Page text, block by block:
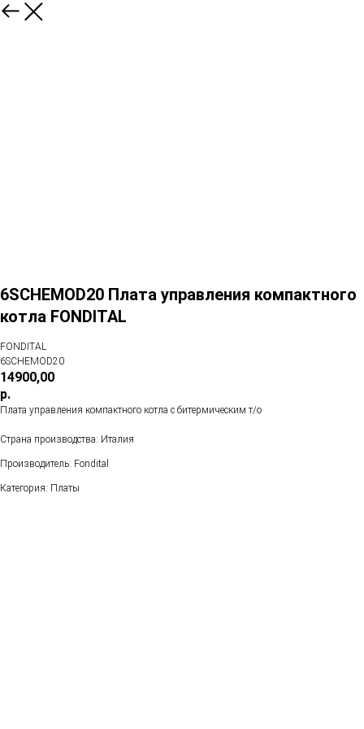
6SCHEMOD20 Плата управления компактного
котла FONDITAL
FONDITAL
6SCHEMOD20
14900,00
р.
Плата управления компактного котла с битермическим т/о
Страна производства: Италия
Производитель: Fondital
Категория: Платы